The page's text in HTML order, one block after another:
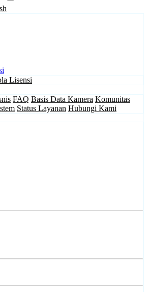
Lisensi
FAQ Basis Data Kamera Komunitas
Status Layanan Hubungi Kami